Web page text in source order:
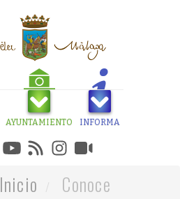
AYUNTAMIENTO INFORMA
Inicio
Conoce